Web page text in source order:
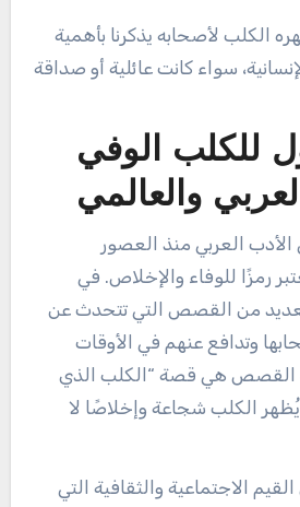
الكلب لأصحابه يذكرنا بأهمية
سواء كانت عائلية أو صداقة
للكلب الوفي
والعالمي
العربي منذ العصور
رمزًا للوفاء والإخلاص. في
من القصص التي تتحدث عن
وتدافع عنهم في الأوقات
القصص هي قصة “الكلب الذي
الكلب شجاعة وإخلاصًا لا
الاجتماعية والثقافية التي